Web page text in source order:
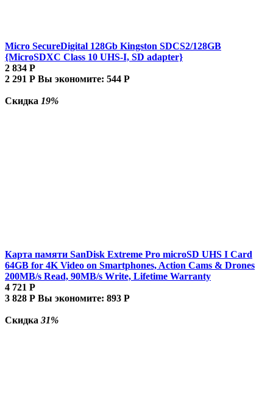
Micro SecureDigital 128Gb Kingston SDCS2/128GB
{MicroSDXC Class 10 UHS-I, SD adapter}
2 834 Р
2 291 Р Вы экономите: 544 Р
Скидка 19%
Карта памяти SanDisk Extreme Pro microSD UHS I Card
64GB for 4K Video on Smartphones, Action Cams & Drones
200MB/s Read, 90MB/s Write, Lifetime Warranty
4 721 Р
3 828 Р Вы экономите: 893 Р
Скидка 31%